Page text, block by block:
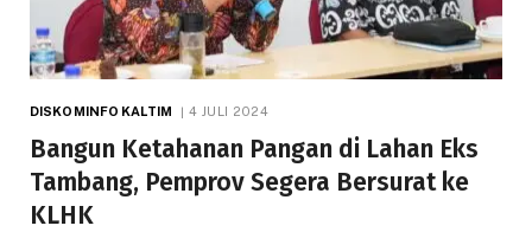
DISKOMINFO KALTIM 4 JULI 2024
Bangun Ketahanan Pangan di Lahan Eks
Tambang, Pemprov Segera Bersurat ke
KLHK